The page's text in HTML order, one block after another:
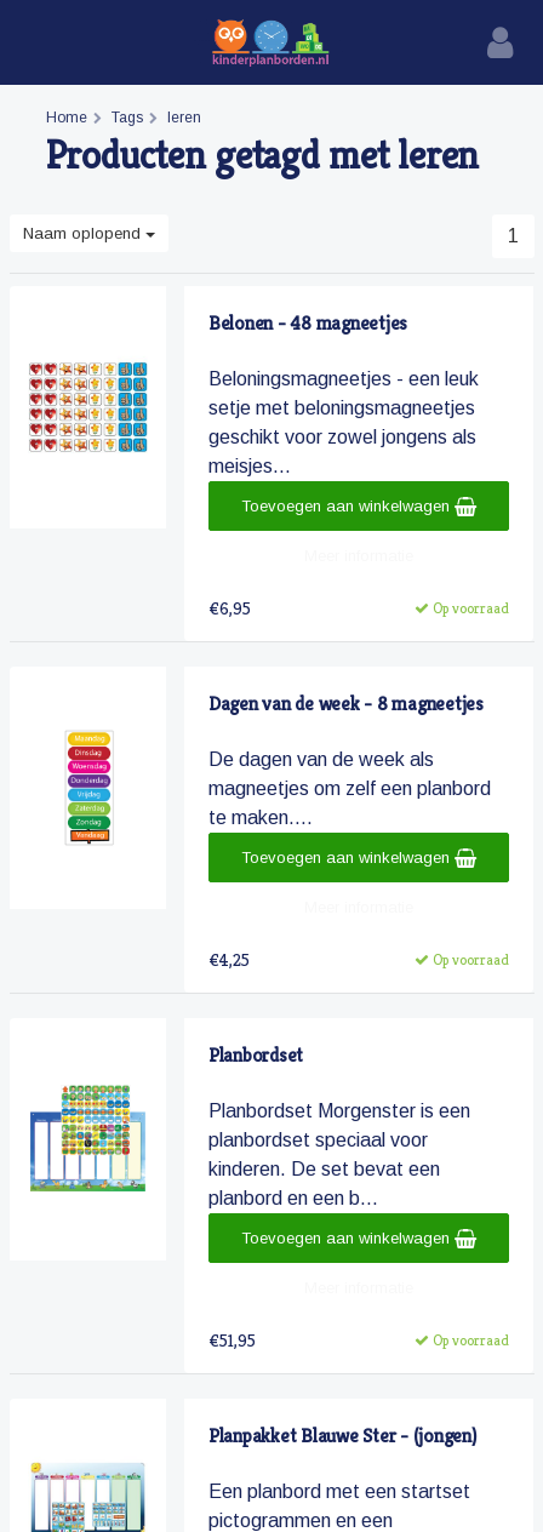
Home Tags leren
Producten getagd met leren
Naam oplopend 1
Belonen - 48 magneetjes
Beloningsmagneetjes - een leuk
setje met beloningsmagneetjes
geschikt voor zowel jongens als
meisjes...
€6,95 Op voorraad
Toevoegen aan winkelwagen
Dagen van de week - 8 magneetjes
De dagen van de week als
magneetjes om zelf een planbord
te maken....
€4,25 Op voorraad
Toevoegen aan winkelwagen
Planbordset
Planbordset Morgenster is een
planbordset speciaal voor
kinderen. De set bevat een
planbord en een b...
€51,95 Op voorraad
Toevoegen aan winkelwagen
Planpakket Blauwe Ster - (jongen)
Een planbord met een startset
pictogrammen en een